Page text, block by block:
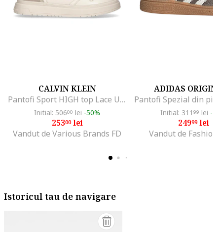
CALVIN KLEIN
Pantofi Sport HIGH top Lace UP SNEAKER-V3A9-80661-1355A479
Initial: 50600 lei -50%
25300lei
Vandut de Various Brands FD
ADIDAS
Initial: 311 99 lei -
24999lei
Vandut de Fashion
Istoricul tau de navigare